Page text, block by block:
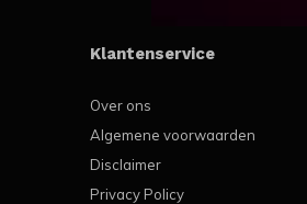
Klantenservice
Over ons
Algemene voorwaarden
Disclaimer
Privacy Policy